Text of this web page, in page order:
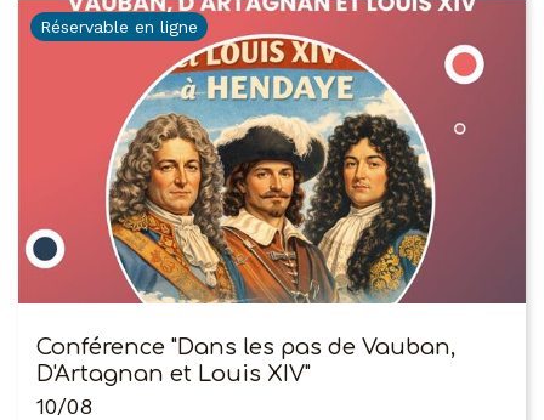
Réservable en ligne
Conférence "Dans les pas de Vauban,
D'Artagnan et Louis XIV"
10/08